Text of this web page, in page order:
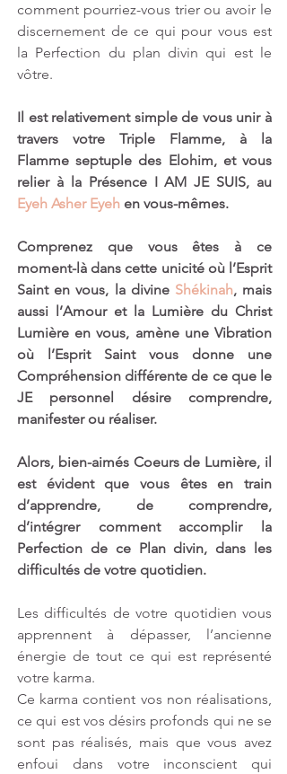
comment pourriez-vous trier ou avoir le
discernement de ce qui pour vous est
la Perfection du plan divin qui est le
vôtre.
Il est relativement simple de vous unir à
travers votre Triple Flamme, à la
Flamme septuple des Elohim, et vous
Eyeh Asher Eyeh en vous-mêmes.
Comprenez que vous êtes à ce
moment-là dans cette unicité où l’Esprit
Saint en vous, la divine Shékinah, mais
aussi l’Amour et la Lumière du Christ
Lumière en vous, amène une Vibration
où l’Esprit Saint vous donne une
Compréhension différente de ce que le
JE personnel désire comprendre,
manifester ou réaliser.
Alors, bien-aimés Coeurs de Lumière, il
est évident que vous êtes en train
d’apprendre, de comprendre,
d’intégrer comment accomplir la
Perfection de ce Plan divin, dans les
difficultés de votre quotidien.
Les difficultés de votre quotidien vous
apprennent à dépasser, l’ancienne
énergie de tout ce qui est représenté
votre karma.
Ce karma contient vos non réalisations,
ce qui est vos désirs profonds qui ne se
sont pas réalisés, mais que vous avez
enfoui dans votre inconscient qui